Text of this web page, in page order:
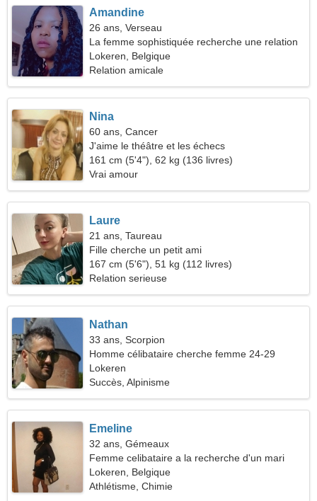
Amandine
26 ans, Verseau
La femme sophistiquée recherche une relation
durable
Lokeren, Belgique
Relation amicale
Nina
60 ans, Cancer
J'aime le théâtre et les échecs
161 cm (5'4"), 62 kg (136 livres)
Vrai amour
Laure
21 ans, Taureau
Fille cherche un petit ami
167 cm (5'6"), 51 kg (112 livres)
Relation serieuse
Nathan
33 ans, Scorpion
Homme célibataire cherche femme 24-29
Lokeren
Succès, Alpinisme
Emeline
32 ans, Gémeaux
Femme celibataire a la recherche d'un mari
Lokeren, Belgique
Athlétisme, Chimie